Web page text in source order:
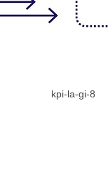
kpi-la-gi-8